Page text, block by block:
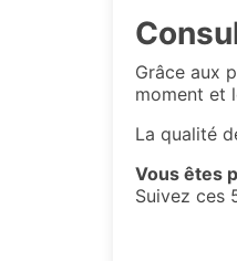
Grâce aux
moment et
La qualité
Vous êtes
Suivez ces